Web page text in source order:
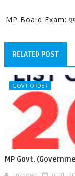
MP Board Exam:
RELATED POST
GOVT ORDER
MP Govt.